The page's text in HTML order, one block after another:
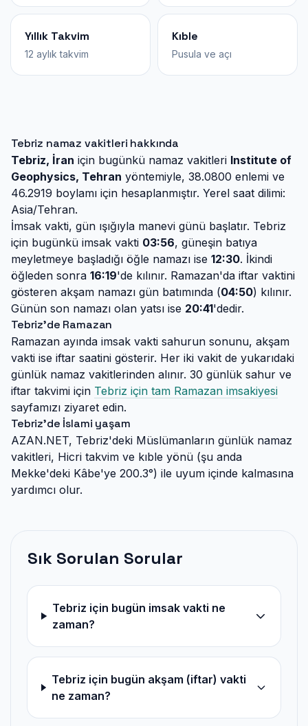
Yıllık Takvim
12 aylık takvim
Kıble
Pusula ve açı
Tebriz namaz vakitleri hakkında
Tebriz, İran için bugünkü namaz vakitleri Institute of
Geophysics, Tehran yöntemiyle, 38.0800 enlemi ve
46.2919 boylamı için hesaplanmıştır. Yerel saat dilimi:
Asia/Tehran.
İmsak vakti, gün ışığıyla manevi günü başlatır. Tebriz
için bugünkü imsak vakti 03:56, güneşin batıya
meyletmeye başladığı öğle namazı ise 12:30. İkindi
öğleden sonra 16:19'de kılınır. Ramazan'da iftar vaktini
gösteren akşam namazı gün batımında (04:50) kılınır.
Günün son namazı olan yatsı ise 20:41'dedir.
Tebriz'de Ramazan
Ramazan ayında imsak vakti sahurun sonunu, akşam
vakti ise iftar saatini gösterir. Her iki vakit de yukarıdaki
günlük namaz vakitlerinden alınır. 30 günlük sahur ve
iftar takvimi için Tebriz için tam Ramazan imsakiyesi
sayfamızı ziyaret edin.
Tebriz'de İslami yaşam
AZAN.NET, Tebriz'deki Müslümanların günlük namaz
vakitleri, Hicri takvim ve kıble yönü (şu anda
Mekke'deki Kâbe'ye 200.3°) ile uyum içinde kalmasına
yardımcı olur.
Sık Sorulan Sorular
Tebriz için bugün imsak vakti ne
zaman?
Tebriz için bugün akşam (iftar) vakti
ne zaman?